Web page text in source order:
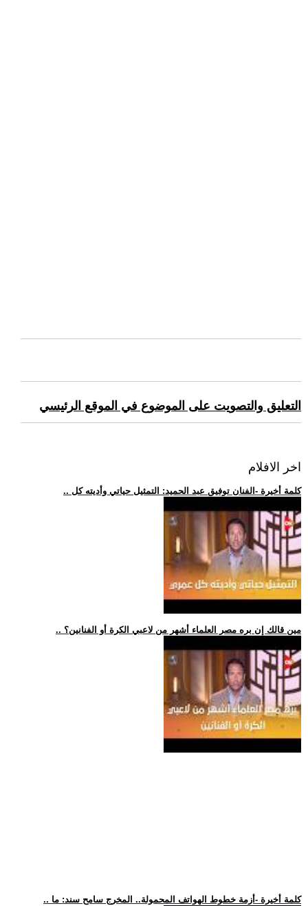
التعليق والتصويت على الموضوع في الموقع الرئيسي
اخر الافلام
.. كلمة أخيرة -الفنان توفيق عبد الحميد: التمثيل حياتي وأديته كل
.. مين قالك إن بره مصر العلماء أشهر من لاعبي الكرة أو الفنانين؟
.. كلمة أخيرة -أزمة خطوط الهواتف المحمولة.. المخرج سامح سند: ما